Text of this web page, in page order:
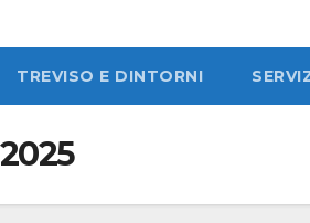
TREVISO E DINTORNI